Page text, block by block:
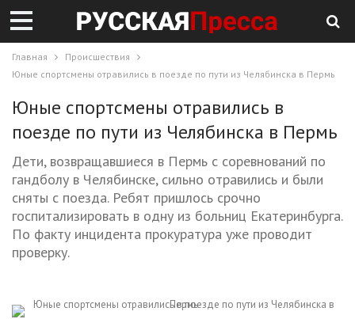
Главная
Происшествия
Юные спортсмены отравились в поезде по пути из Челябинска в Пермь
Юные спортсмены отравились в
поезде по пути из Челябинска в Пермь
Дети, возвращавшиеся в Пермь с соревнований по
гандболу в Челябинске, сильно отравились и были
сняты с поезда. Ребят пришлось срочно
госпитализировать в одну из больниц Екатеринбурга.
По факту инцидента прокуратура уже проводит
проверку.